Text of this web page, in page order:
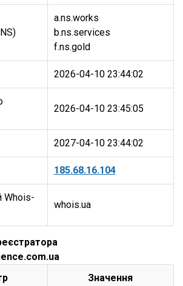
a.ns.works
b.ns.services
2026-04-10 23:44:02
2026-04-10 23:45:05
2027-04-10 23:44:02
185.68.16.104
Whois-
whois.ua
Значення